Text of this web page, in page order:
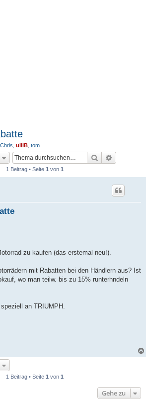
ulliB tom
Suche
1 Beitrag • Seite 1 von 1
zu kaufen (das erstemal neu!).
mit Rabatten bei den Händlern aus? Ist
wo man teilw. bis zu 15% runterhndeln
an TRIUMPH.
1 Beitrag • Seite 1 von 1
Gehe zu